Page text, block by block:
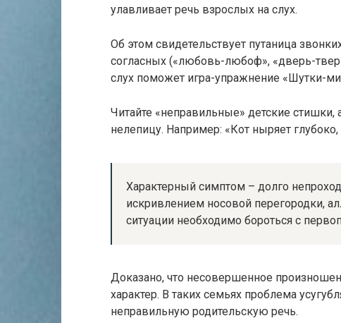
улавливает речь взрослых на слух.
Об этом свидетельствует путаница
согласных («любовь-любоф», «дверь-
слух поможет игра-упражнение «Шутки-
Читайте «неправильные» детские стишки,
нелепицу. Например: «Кот ныряет глубоко,
Характерный симптом – долго
искривлением носовой перегородки,
ситуации необходимо бороться с
Доказано, что несовершенное
характер. В таких семьях проблема
неправильную родительскую речь.